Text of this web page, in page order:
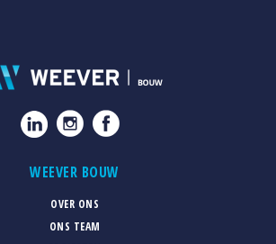
WEEVER BOUW
OVER ONS
ONS TEAM